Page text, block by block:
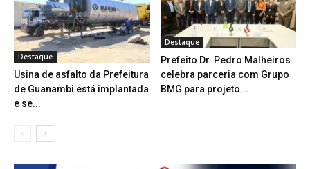
Destaque
Usina de asfalto da Prefeitura
de Guanambi está implantada
e se...
Destaque
Prefeito Dr. Pedro Malheiros
celebra parceria com Grupo
BMG para projeto...